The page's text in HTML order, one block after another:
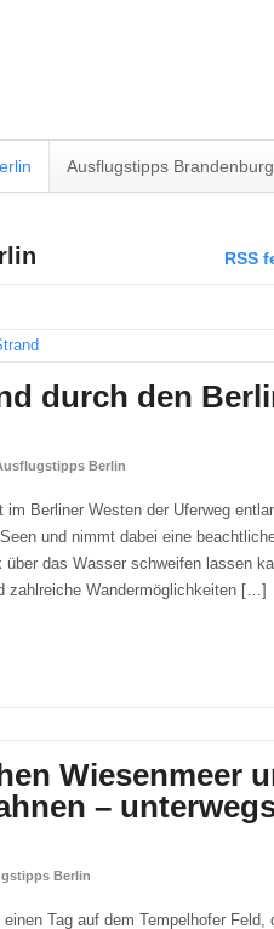
Ausflugstipps Brandenburg
RSS
durch den
Berlin
Berliner Westen der Uferweg
und nimmt dabei eine
das Wasser schweifen lassen
zahlreiche Wandermöglichkeiten […]
Wiesenmeer
–
Berlin
Tag auf dem Tempelhofer Feld,